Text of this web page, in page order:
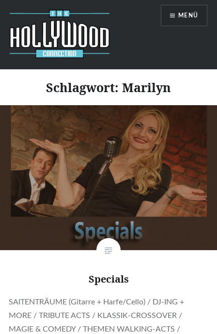
springen
Hollywood-Connection
MENÜ
Schlagwort: Marilyn
Specials
SAITENTRÄUME (Gitarre + Harfe/Cello) / DJ-ING +
MORE / TRIBUTE ACTS / KLASSIK-CROSSOVER /
MAGIE & COMEDY / THEMEN WALKING-ACTS /